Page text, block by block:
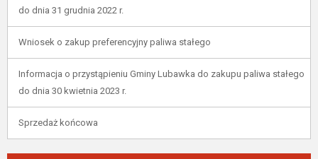
do dnia 31 grudnia 2022 r.
Wniosek o zakup preferencyjny paliwa stałego
Informacja o przystąpieniu Gminy Lubawka do zakupu paliwa stałego
do dnia 30 kwietnia 2023 r.
Sprzedaż końcowa